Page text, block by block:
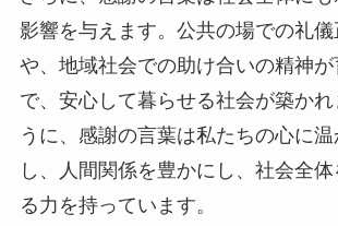
影響を与えます。公共の場での礼
や、地域社会での助け合いの精神が
で、安心して暮らせる社会が築かれ
うに、感謝の言葉は私たちの心に
し、人間関係を豊かにし、社会全
る力を持っています。